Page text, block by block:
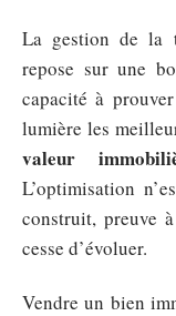
La gestion de la
repose sur une
capacité à
lumière les
valeur
L’optimisation
construit, preuve
cesse d’évoluer.
Vendre un bien